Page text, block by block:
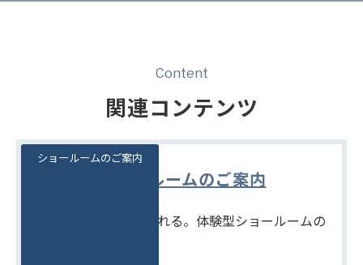
Content
関連コンテンツ
ショールームのご案内
見て、触れて、比べられる。体験型ショールームの
ショールームのご案内